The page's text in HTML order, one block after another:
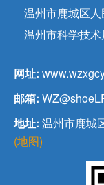
温州市鹿城区
温州市科学技术
网址:
邮箱:
地址: 温州市鹿城
(地图)